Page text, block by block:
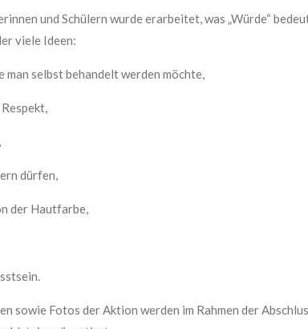
und Schülern wurde erarbeitet, was „Würde“
viele Ideen:
man selbst behandelt werden möchte,
dürfen,
der Hautfarbe,
sowie Fotos der Aktion werden im Rahmen der